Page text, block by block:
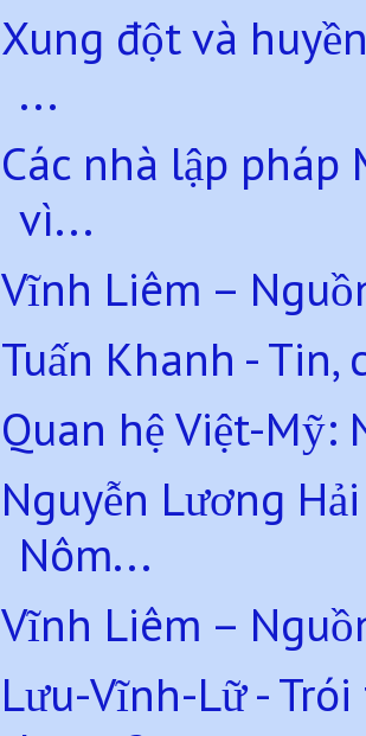
Xung đột và
...
Các nhà lập pháp
vì...
Vĩnh Liêm –
Tuấn Khanh - Tin,
Quan hệ Việt-Mỹ:
Nguyễn Lương
Nôm...
Vĩnh Liêm –
Lưu-Vĩnh-Lữ -